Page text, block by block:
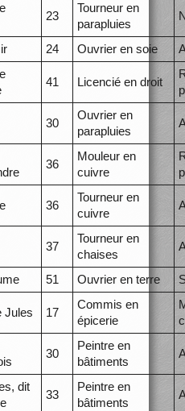
23
Tourneur en
parapluies
24 Ouvrier en soie
41 Licencié en droit
30
Ouvrier en
parapluies
36
Mouleur en
cuivre
36
Tourneur en
cuivre
37
Tourneur en
chaises
51 Ouvrier en terre
Jules 17
Commis en
épicerie
30
Peintre en
bâtiments
dit
33
Peintre en
bâtiments